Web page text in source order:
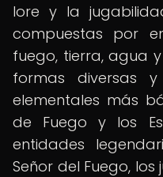
lore y la
compuestas por
fuego, tierra, agua
formas diversas
elementales más
de Fuego y los
entidades
Señor del Fuego,